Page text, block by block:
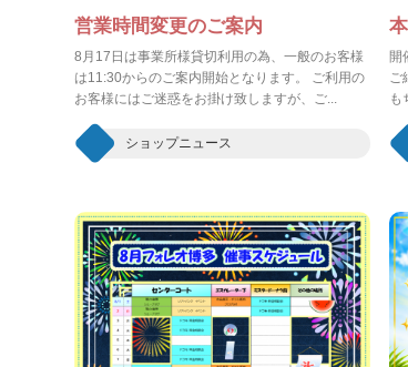
営業時間変更のご案内
8月17日は事業所様貸切利用の為、一般のお客様
は11:30からのご案内開始となります。 ご利用の
お客様にはご迷惑をお掛け致しますが、ご...
ショップニュース
開
ご
も